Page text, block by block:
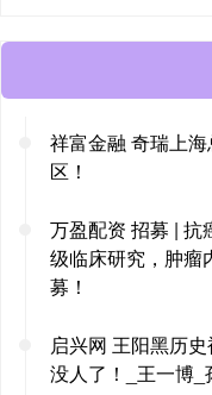
祥富金融 奇瑞上
区！
万盈配资 招募 |
级临床研究，肿瘤
募！
启兴网 王阳黑历
没人了！_王一博_